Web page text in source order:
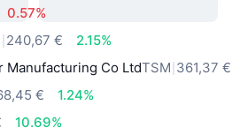
0.57%
240,67 €
2.15%
Manufacturing Co LtdTSM 361,37 €
€
1.24%
10.69%